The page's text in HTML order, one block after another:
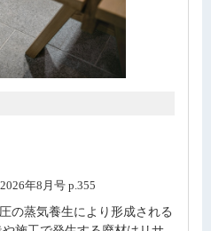
年8月号 p.355
の蒸気養生により形成される